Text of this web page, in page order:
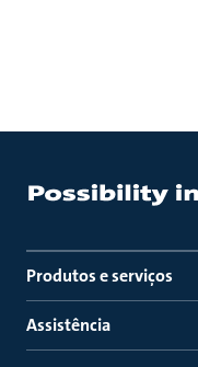
Produtos e serviços
Assistência